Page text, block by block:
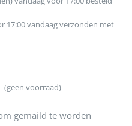
17:00 vandaag verzonden met
(geen voorraad)
gemaild te worden